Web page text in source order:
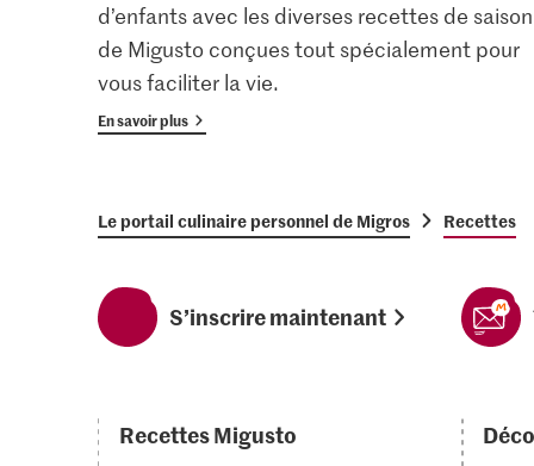
d’enfants avec les diverses recettes de saison
de Migusto conçues tout spécialement pour
vous faciliter la vie.
En savoir plus
Le portail culinaire personnel de Migros Recettes
S’inscrire maintenant
Recettes Migusto